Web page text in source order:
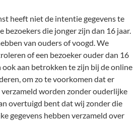
heeft niet de intentie gegevens te
bezoekers die jonger zijn dan 16 jaar.
van ouders of voogd. We
of een bezoeker ouder dan 16
ook aan betrokken te zijn bij de online
om zo te voorkomen dat er
worden zonder ouderlijke
overtuigd bent dat wij zonder die
gegevens hebben verzameld over